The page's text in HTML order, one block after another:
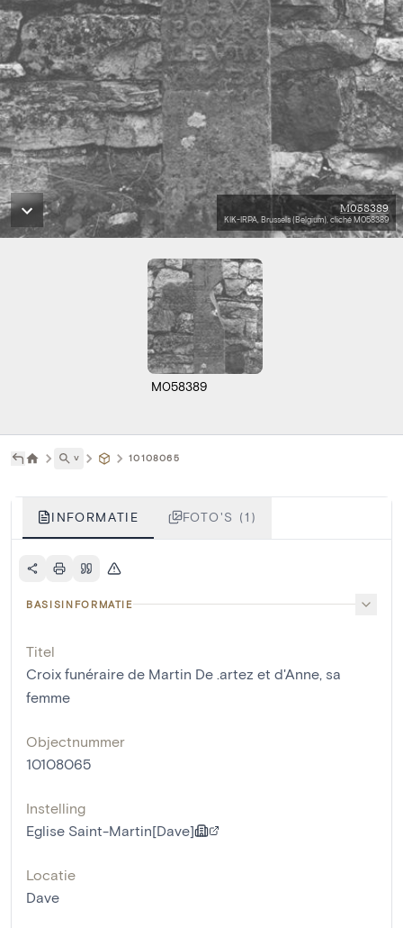
M058389
KIK-IRPA, Brussels (Belgium), cliché M058389
M058389
˅ 10108065
INFORMATIE FOTO'S (1)
BASISINFORMATIE
Titel
Croix funéraire de Martin De .artez et d'Anne, sa
femme
Objectnummer
10108065
Instelling
Eglise Saint-Martin[Dave]
Locatie
Dave